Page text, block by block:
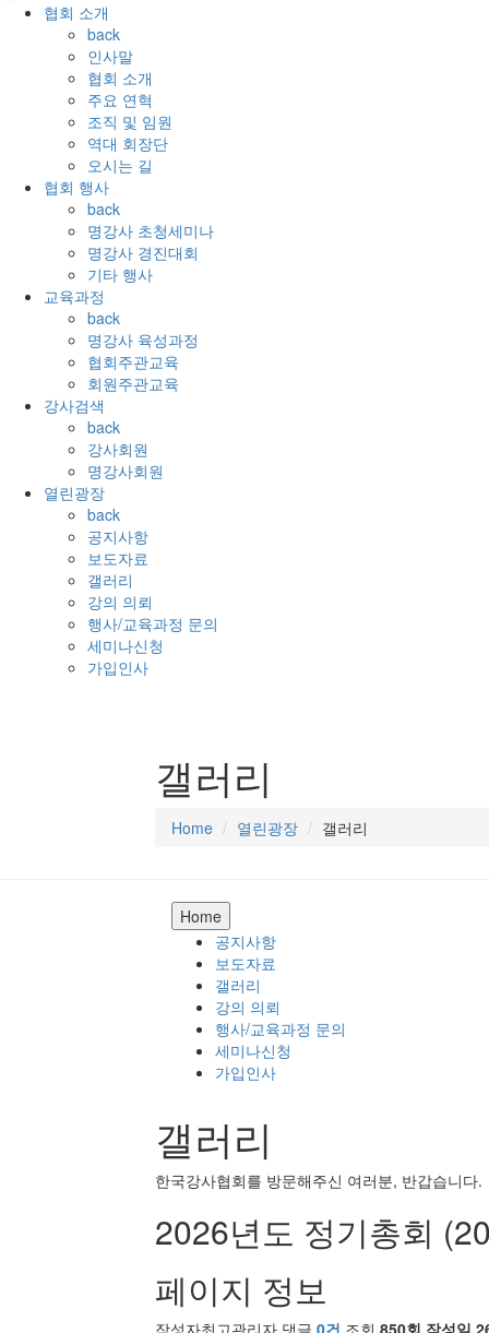
협회 소개
back
인사말
협회 소개
주요 연혁
조직 및 임원
역대 회장단
오시는 길
협회 행사
back
명강사 초청세미나
명강사 경진대회
기타 행사
교육과정
back
명강사 육성과정
협회주관교육
회원주관교육
강사검색
back
강사회원
명강사회원
열린광장
back
공지사항
보도자료
갤러리
강의 의뢰
행사/교육과정 문의
세미나신청
가입인사
갤러리
Home 열린광장 갤러리
Home
공지사항
보도자료
갤러리
강의 의뢰
행사/교육과정 문의
세미나신청
가입인사
갤러리
한국강사협회를 방문해주신 여러분, 반갑습니다.
2026년도 정기총회
페이지 정보